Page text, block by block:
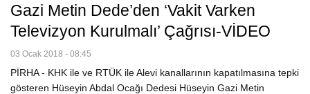
Gazi Metin Dede’den ‘Vakit Varken
Televizyon Kurulmalı’ Çağrısı-VİDEO
03 Ocak 2018 - 08:45
PİRHA - KHK ile ve RTÜK ile Alevi kanallarının kapatılmasına tepki
gösteren Hüseyin Abdal Ocağı Dedesi Hüseyin Gazi Metin